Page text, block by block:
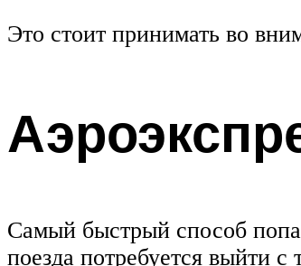
Это стоит принимать во
Самый быстрый способ
поезда потребуется выйти